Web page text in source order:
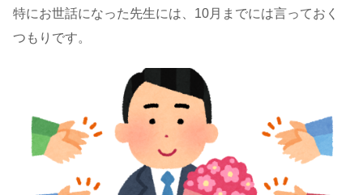
特にお世話になった先生には、10月までには言っておく
つもりです。